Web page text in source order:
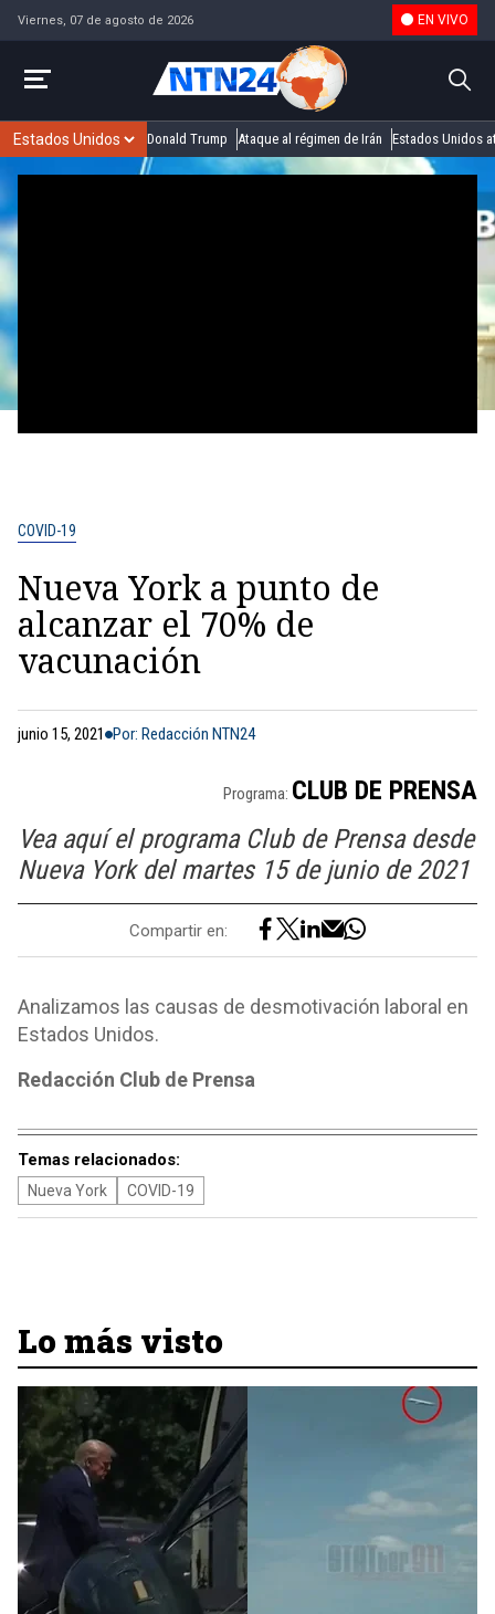
Viernes, 07 de agosto de 2026 EN VIVO
Donald Trump Ataque al régimen de Irán Estados Unidos
COVID-19
Nueva York a punto de
alcanzar el 70% de
vacunación
junio 15, 2021 Por: Redacción NTN24
Programa: CLUB DE PRENSA
Vea aquí el programa Club de Prensa desde
Nueva York del martes 15 de junio de 2021
Compartir en:
Analizamos las causas de desmotivación laboral en
Estados Unidos.
Redacción Club de Prensa
Temas relacionados:
Nueva York COVID-19
Lo más visto